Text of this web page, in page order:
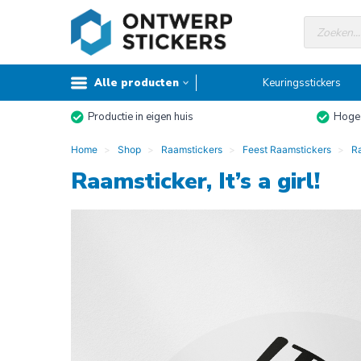
Producten
zoeken
Alle producten Keuringsstickers
Productie in eigen huis
Home Shop Raamstickers Feest Raamstickers
Raamsticker, It’s a girl!